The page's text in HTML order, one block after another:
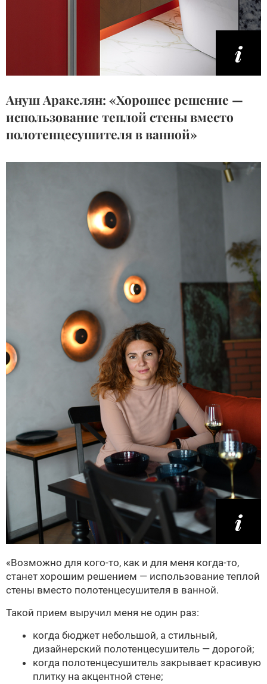
Ануш Аракелян: «Хорошее решение —
использование теплой стены вместо
полотенцесушителя в ванной»
«Возможно для кого-то, как и для меня когда-то,
станет хорошим решением — использование теплой
стены вместо полотенцесушителя в ванной.
Такой прием выручил меня не один раз:
когда бюджет небольшой, а стильный,
дизайнерский полотенцесушитель — дорогой;
когда полотенцесушитель закрывает красивую
плитку на акцентной стене;